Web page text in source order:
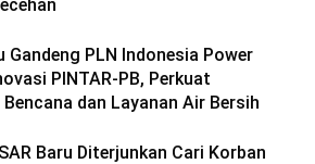
Gandeng PLN Indonesia Power
PINTAR-PB, Perkuat
dan Layanan Air Bersih
Baru Diterjunkan Cari Korban